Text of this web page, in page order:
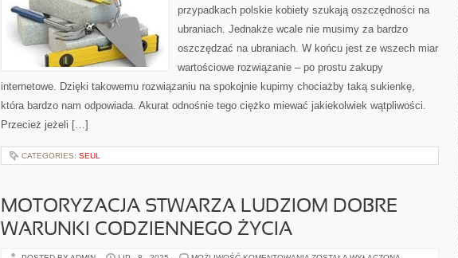
przypadkach polskie kobiety szukają oszczędności na
ubraniach. Jednakże wcale nie musimy za bardzo
oszczędzać na ubraniach. W końcu jest ze wszech miar
wartościowe rozwiązanie – po prostu zakupy
internetowe. Dzięki takowemu rozwiązaniu na spokojnie kupimy chociażby taką sukienkę,
która bardzo nam odpowiada. Akurat odnośnie tego ciężko miewać jakiekolwiek wątpliwości.
Przecież jeżeli […]
CATEGORIES: SEUL
MOTORYZACJA STWARZA LUDZIOM DOBRE
WARUNKI CODZIENNEGO ŻYCIA